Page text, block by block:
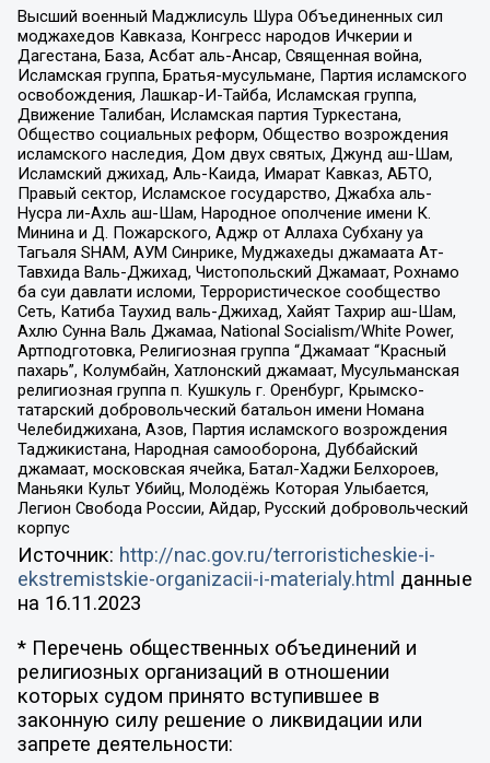
Высший военный Маджлисуль Шура Объединенных сил
моджахедов Кавказа, Конгресс народов Ичкерии и
Дагестана, База, Асбат аль-Ансар, Священная война,
Исламская группа, Братья-мусульмане, Партия исламского
освобождения, Лашкар-И-Тайба, Исламская группа,
Движение Талибан, Исламская партия Туркестана,
Общество социальных реформ, Общество возрождения
исламского наследия, Дом двух святых, Джунд аш-Шам,
Исламский джихад, Аль-Каида, Имарат Кавказ, АБТО,
Правый сектор, Исламское государство, Джабха аль-
Нусра ли-Ахль аш-Шам, Народное ополчение имени К.
Минина и Д. Пожарского, Аджр от Аллаха Субхану уа
Тагьаля SHAM, АУМ Синрике, Муджахеды джамаата Ат-
Тавхида Валь-Джихад, Чистопольский Джамаат, Рохнамо
ба суи давлати исломи, Террористическое сообщество
Сеть, Катиба Таухид валь-Джихад, Хайят Тахрир аш-Шам,
Ахлю Сунна Валь Джамаа, National Socialism/White Power,
Артподготовка, Религиозная группа “Джамаат “Красный
пахарь”, Колумбайн, Хатлонский джамаат, Мусульманская
религиозная группа п. Кушкуль г. Оренбург, Крымско-
татарский добровольческий батальон имени Номана
Челебиджихана, Азов, Партия исламского возрождения
Таджикистана, Народная самооборона, Дуббайский
джамаат, московская ячейка, Батал-Хаджи Белхороев,
Маньяки Культ Убийц, Молодёжь Которая Улыбается,
Легион Свобода России, Айдар, Русский добровольческий
корпус
Источник: http://nac.gov.ru/terroristicheskie-i-
ekstremistskie-organizacii-i-materialy.html данные
на 16.11.2023
* Перечень общественных объединений и
религиозных организаций в отношении
которых судом принято вступившее в
законную силу решение о ликвидации или
запрете деятельности: